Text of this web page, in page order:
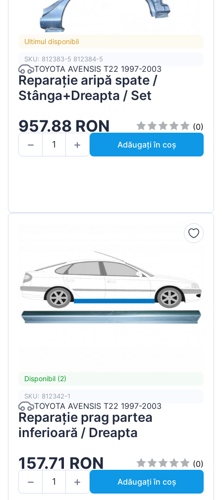
Ultimul disponibil
SKU: 812383-5 812384-5
TOYOTA AVENSIS T22 1997-2003
Reparație aripă spate /
Stânga+Dreapta / Set
957.88 RON
(0)
Adăugați în coș
Disponibil (2)
SKU: 812342-1
TOYOTA AVENSIS T22 1997-2003
Reparație prag partea
inferioară / Dreapta
157.71 RON
(0)
Adăugați în coș